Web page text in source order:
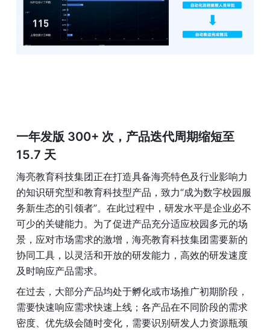
一年发版 300+ 次，产品迭代周期缩短至
15.7 天
海亮教育科技集团正在打造具备海亮特色及行业影响力
的知识研究型和教育科技型产品，致力“成为数字校园服
务新生态的引领者”。在此过程中，研发水平是企业必不
可少的关键能力。为了促进产品充分适应校园多元的场
景，应对市场需求的激增，海亮教育科技集团需要新的
协同工具，以灵活和开放的研发能力，高效的研发速度
及时响应产品需求。
在过去，大部分产品均处于孵化或市场推广初期阶段，
需要快速响应需求快速上线；各产品在不同阶段的需求
密度、优先级会随时变化，需要识别研发人力资源瓶颈